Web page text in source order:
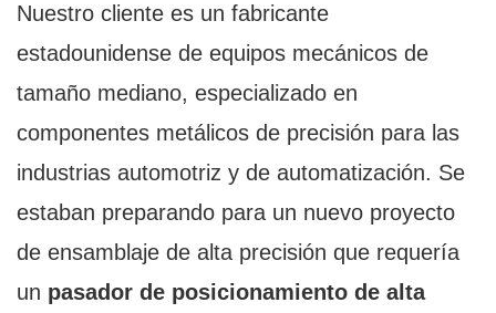
Nuestro cliente es un fabricante
estadounidense de equipos mecánicos de
tamaño mediano, especializado en
componentes metálicos de precisión para las
industrias automotriz y de automatización. Se
estaban preparando para un nuevo proyecto
de ensamblaje de alta precisión que requería
un pasador de posicionamiento de alta